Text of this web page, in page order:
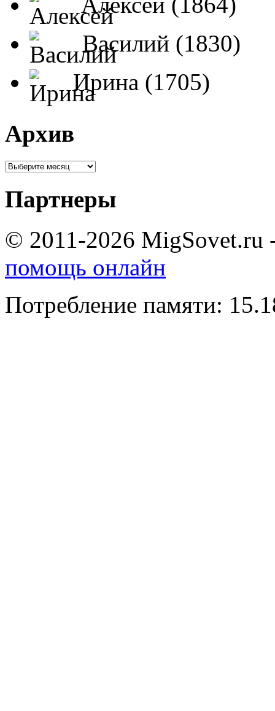
Василий (1830)
Ирина (1705)
Архив
Партнеры
© 2011-2026 MigSovet.ru
помощь онлайн
Потребление памяти: